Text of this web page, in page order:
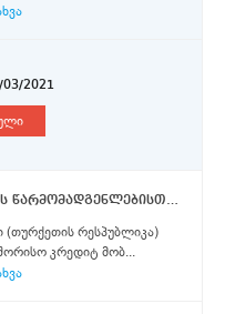
03/2021
კონკურსი თსუ-ს ადმინისტრაციის წარმომადგენლებისთვის ევროკომისიის მიერ დაფინანსებული ერაზმუს+ პროგრამის ფარგლებში აფიონ ქოჯატეპეს უნივერსტიტეტში ერთკვირიანი ტრენინგ-მობილობისთვის
(თურქეთის რესპუბლიკა)
კრედიტ მობ...